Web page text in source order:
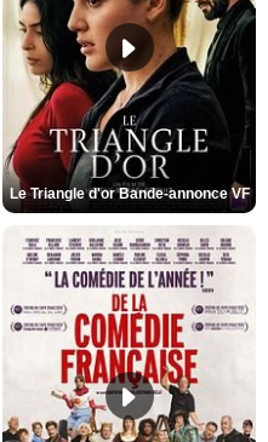
Le Triangle d'or Bande-annonce VF